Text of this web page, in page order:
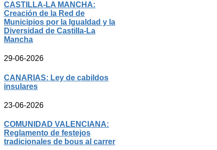
CASTILLA-LA MANCHA:
Creación de la Red de
Municipios por la Igualdad y la
Diversidad de Castilla-La
Mancha
29-06-2026
CANARIAS: Ley de cabildos
insulares
23-06-2026
COMUNIDAD VALENCIANA:
Reglamento de festejos
tradicionales de bous al carrer